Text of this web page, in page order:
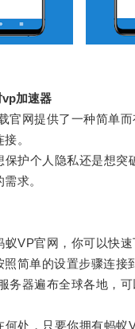
加速器
网提供了一种简单而
。
护个人隐私还是想突
求。
VP官网，你可以快速
简单的设置步骤连接
器遍布全球各地，可
处，只要你拥有蚂蚁